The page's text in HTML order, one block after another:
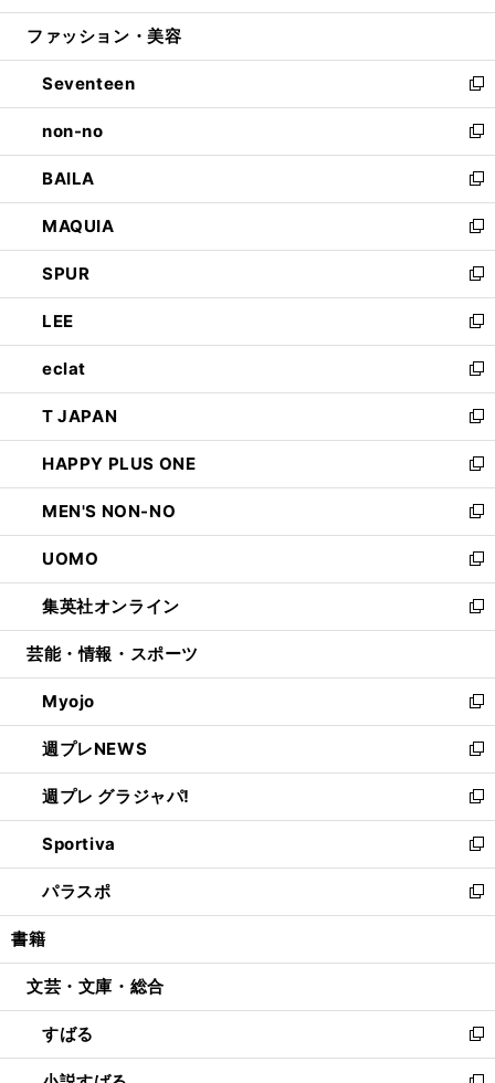
開
ウ
開
く
ン
ウ
で
開
く
ウ
ン
ド
ウ
で
開
く
ファッション・美容
Seventeen
新
し
い
ウ
ィ
ン
ド
ウ
で
開
く
non-no
新
し
い
ウ
ィ
ン
ド
ウ
で
開
く
BAILA
新
し
い
ウ
ィ
ン
ド
ウ
で
開
く
MAQUIA
新
し
い
ウ
ィ
ン
ド
ウ
で
開
く
SPUR
新
し
い
ウ
ィ
ン
ド
ウ
で
開
く
LEE
新
し
い
ウ
ィ
ン
ド
ウ
で
開
く
eclat
新
し
い
ウ
ィ
ン
ド
ウ
で
開
く
T JAPAN
新
し
い
ウ
ィ
ン
ド
ウ
で
開
HAPPY PLUS ONE
新
し
い
ウ
ィ
ン
ド
ウ
開
く
MEN'S NON-NO
新
し
い
ウ
ィ
ン
ウ
で
開
く
UOMO
新
し
い
ウ
ン
ド
ウ
で
開
く
集英社オンライン
新
し
ウ
ィ
ン
ド
ウ
で
開
く
芸能・情報・スポーツ
Myojo
新
し
い
ウ
ィ
ン
ド
ウ
で
開
週プレNEWS
新
し
い
ウ
ィ
ン
ド
ウ
開
週プレ グラジャパ!
新
し
い
ウ
ィ
ン
ウ
開
く
Sportiva
新
し
い
ウ
ン
ウ
で
開
パラスポ
新
し
ウ
ン
ド
ウ
書籍
文芸・文庫・総合
すばる
新
し